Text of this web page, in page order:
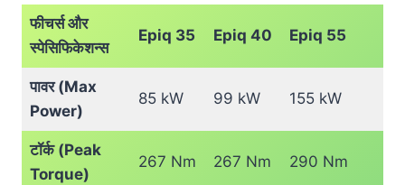
फीचर्स और
स्पेसिफिकेशन्स
Epiq 35 Epiq 40 Epiq 55
पावर (Max
Power)
85 kW 99 kW 155 kW
टॉर्क (Peak
Torque)
267 Nm 267 Nm 290 Nm